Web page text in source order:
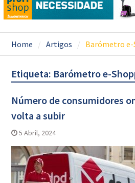
Home Artigos Barómetro e-
Etiqueta: Barómetro e-
Número de consumidores
volta a subir
5 Abril, 2024